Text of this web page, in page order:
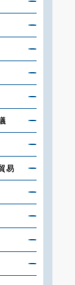
易